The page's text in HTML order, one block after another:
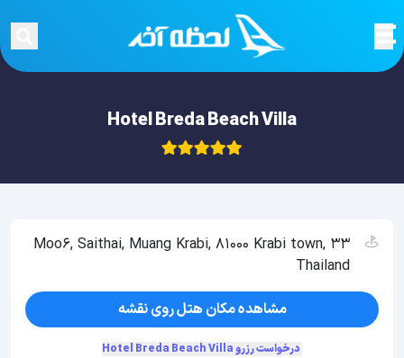
Hotel Breda Beach Villa
33 Moo6, Saithai, Muang Krabi, 81000 Krabi town,
Thailand
مشاهده مکان هتل روی نقشه
درخواست رزرو Hotel Breda Beach Villa